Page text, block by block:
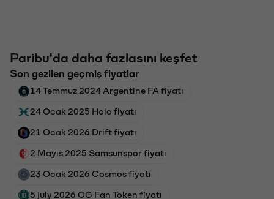
Paribu'da daha fazlasını keşfet
Son gezilen geçmiş fiyatlar
14 Temmuz 2024 Argentine FA fiyatı
24 Ocak 2025 Holo fiyatı
21 Ocak 2026 Drift fiyatı
2 Mayıs 2025 Samsunspor fiyatı
23 Ocak 2026 Cosmos fiyatı
5 july 2026 OG Fan Token fiyatı